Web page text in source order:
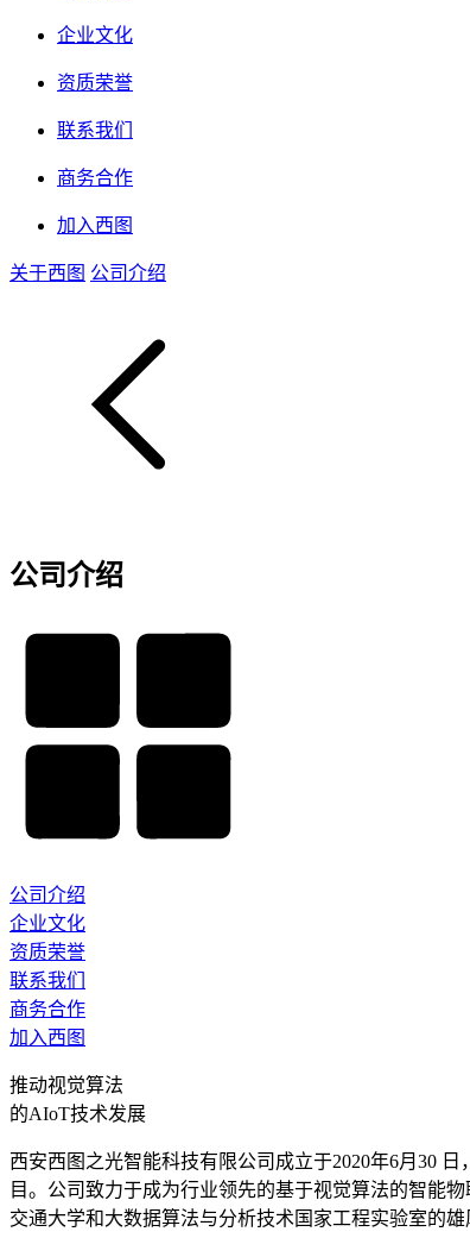
企业文化
资质荣誉
联系我们
商务合作
加入西图
关于西图 公司介绍
公司介绍
公司介绍
企业文化
资质荣誉
联系我们
商务合作
加入西图
推动视觉算法
的AIoT技术发展
西安西图之光智能科技有限公司成立于2020年6月30
目。公司致力于成为行业领先的基于视觉算法的智能
交通大学和大数据算法与分析技术国家工程实验室的